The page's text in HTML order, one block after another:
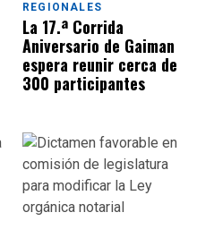
REGIONALES
La 17.ª Corrida
Aniversario de Gaiman
espera reunir cerca de
300 participantes